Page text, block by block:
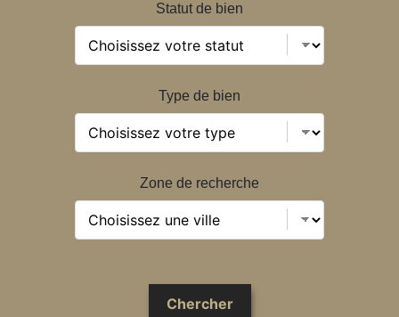
Statut de bien
Type de bien
Zone de recherche